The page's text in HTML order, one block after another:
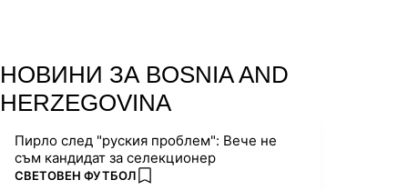
НОВИНИ ЗА BOSNIA AND
HERZEGOVINA
Пирло след "руския проблем": Вече не
съм кандидат за селекционер
ПОВЕЧЕ ОТ
СВЕТОВЕН ФУТБОЛ add favorites